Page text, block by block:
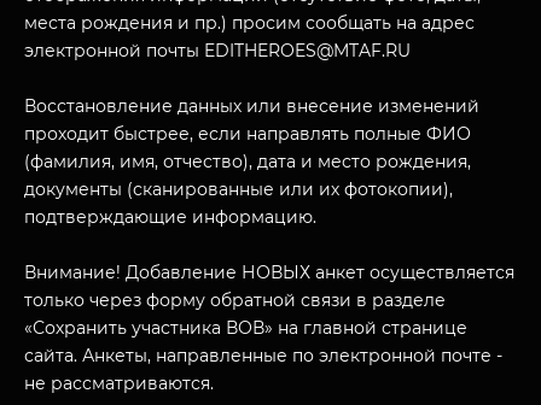
ПОСЕТИТЕЛЯМ
НАЗАД
места рождения и пр.) просим сообщать на адрес
электронной почты EDITHEROES@MTAF.RU
Восстановление данных или внесение изменений
проходит быстрее, если направлять полные ФИО
(фамилия, имя, отчество), дата и место рождения,
документы (сканированные или их фотокопии),
подтверждающие информацию.
Внимание! Добавление НОВЫХ анкет осуществляется
только через форму обратной связи в разделе
«Сохранить участника ВОВ» на главной странице
сайта. Анкеты, направленные по электронной почте -
не рассматриваются.